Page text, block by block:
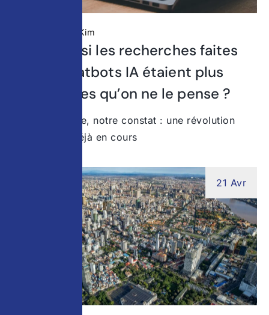
Kim
Étude : et si les recherches faites
sur les chatbots IA étaient plus
importantes qu’on ne le pense ?
Chez Stratedge, notre constat : une révolution
invisible est déjà en cours
21 Avr